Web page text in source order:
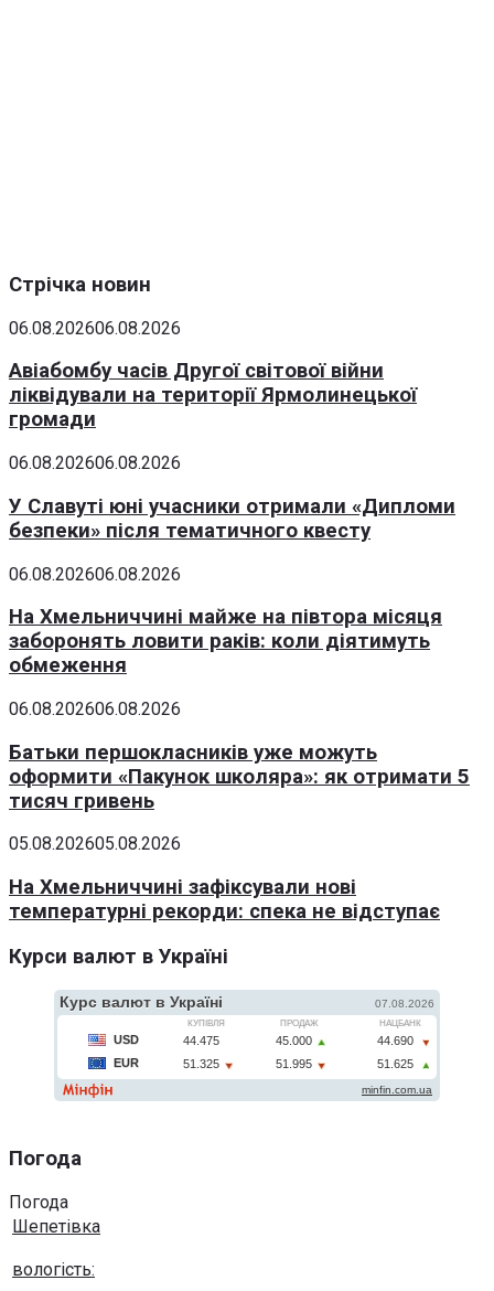
Стрічка новин
06.08.202606.08.2026
Авіабомбу часів Другої світової війни
ліквідували на території Ярмолинецької
громади
06.08.202606.08.2026
У Славуті юні учасники отримали «Дипломи
безпеки» після тематичного квесту
06.08.202606.08.2026
На Хмельниччині майже на півтора місяця
заборонять ловити раків: коли діятимуть
обмеження
06.08.202606.08.2026
Батьки першокласників уже можуть
оформити «Пакунок школяра»: як отримати 5
тисяч гривень
05.08.202605.08.2026
На Хмельниччині зафіксували нові
температурні рекорди: спека не відступає
Курси валют в Україні
Погода
Погода
Шепетівка
вологість: